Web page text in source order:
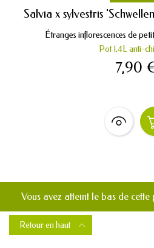
Salvia x sylvestris
Étranges inflorescences de
Pot 1,4L anti-
7,90
Vous avez atteint le bas de cette
Retour en haut 